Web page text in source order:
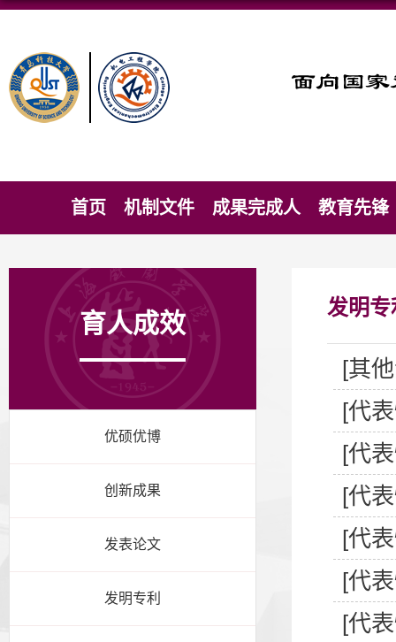
首页 机制文件 成果完成人 教育先锋
育人成效
优硕优博
创新成果
发表论文
发明专利
发明专
[其
[代
[代
[代
[代
[代
[代